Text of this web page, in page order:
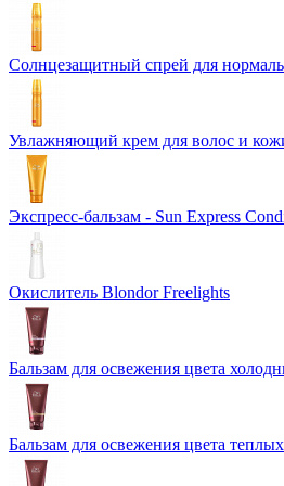
Солнцезащитный спрей для
Увлажняющий крем для волос и
Экспресс-бальзам - Sun Express
Окислитель Blondor Freelights
Бальзам для освежения цвета
Бальзам для освежения цвета